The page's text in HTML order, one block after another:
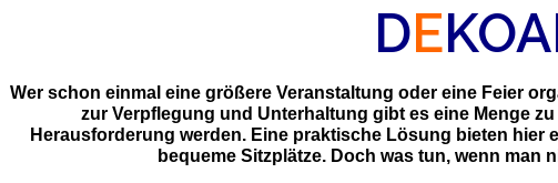
DE
Wer schon einmal eine größere Veranstaltung oder eine Feier
zur Verpflegung und Unterhaltung gibt es eine Menge
Herausforderung werden. Eine praktische Lösung bieten
bequeme Sitzplätze. Doch was tun, wenn